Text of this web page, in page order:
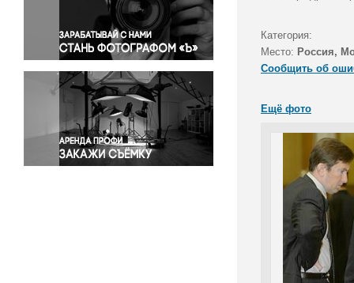
Правосудие
Происшествия и конфликты
Религия
Светская жизнь
Спорт
Экология
Экономика и бизнес
Категория:
Место: Россия,
Сообщить об
Ещё фото